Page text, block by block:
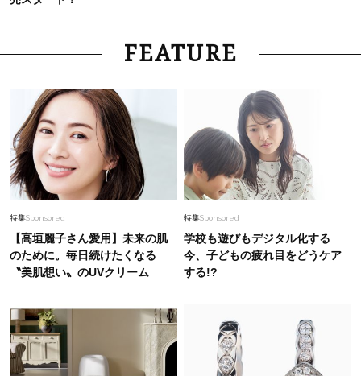
FEATURE
特集Sponsored
【高垣麗子さん愛用】未来の肌
のために。毎日続けたくなる
〝美肌想い〟のUVクリーム
特集Sponsored
学校も遊びもデジタル化する
今、子どもの疲れ目をどうケア
する!?